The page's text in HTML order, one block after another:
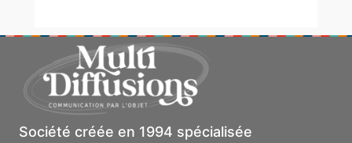
Société créée en 1994 spécialisée